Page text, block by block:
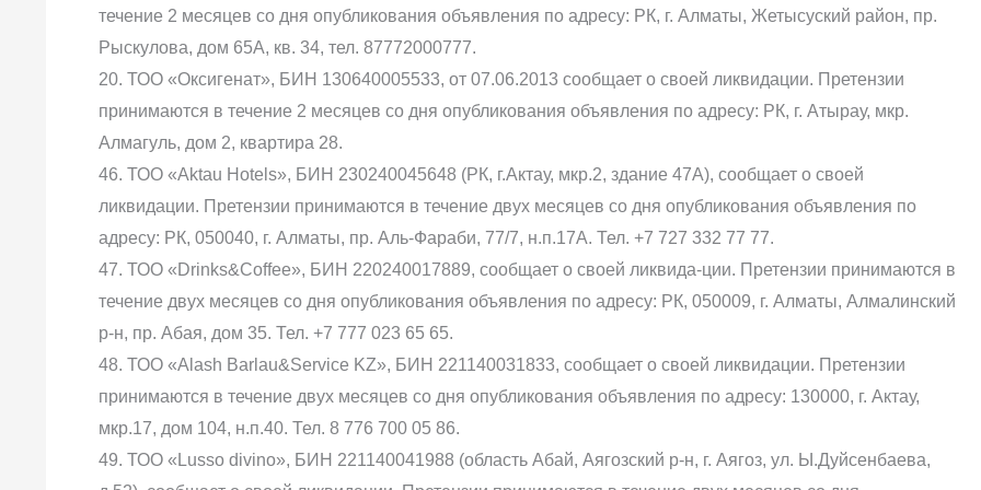
течение 2 месяцев со дня опубликования объявления по адресу: РК, г. Алматы, Жетысуский район, пр.
Рыскулова, дом 65А, кв. 34, тел. 87772000777.
20. ТОО «Оксигенат», БИН 130640005533, от 07.06.2013 сообщает о своей ликвидации. Претензии
принимаются в течение 2 месяцев со дня опубликования объявления по адресу: РК, г. Атырау, мкр.
Алмагуль, дом 2, квартира 28.
46. ТОО «Aktau Hotels», БИН 230240045648 (РК, г.Актау, мкр.2, здание 47А), сообщает о своей
ликвидации. Претензии принимаются в течение двух месяцев со дня опубликования объявления по
адресу: РК, 050040, г. Алматы, пр. Аль-Фараби, 77/7, н.п.17А. Тел. +7 727 332 77 77.
47. ТОО «Drinks&Coffee», БИН 220240017889, сообщает о своей ликвида-ции. Претензии принимаются в
течение двух месяцев со дня опубликования объявления по адресу: РК, 050009, г. Алматы, Алмалинский
р-н, пр. Абая, дом 35. Тел. +7 777 023 65 65.
48. ТОО «Alash Barlau&Service KZ», БИН 221140031833, сообщает о своей ликвидации. Претензии
принимаются в течение двух месяцев со дня опубликования объявления по адресу: 130000, г. Актау,
мкр.17, дом 104, н.п.40. Тел. 8 776 700 05 86.
49. ТОО «Lusso divino», БИН 221140041988 (область Абай, Аягозский р-н, г. Аягоз, ул. Ы.Дуйсенбаева,